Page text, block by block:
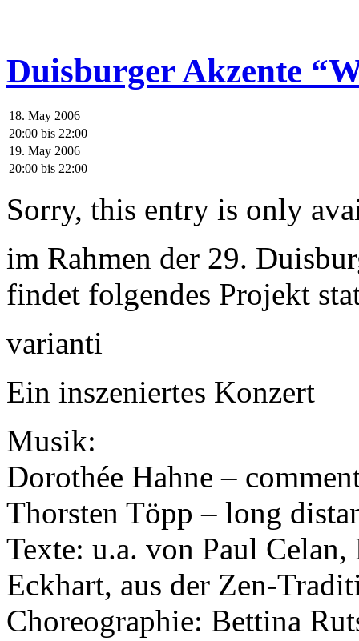
Duisburger Akzente
18. May 2006
20:00 bis 22:00
19. May 2006
20:00 bis 22:00
Sorry, this entry is only
im Rahmen der 29.
findet folgendes Projekt
varianti
Ein inszeniertes Konzert
Musik:
Dorothée Hahne –
Thorsten Töpp – long
Texte: u.a. von Paul
Eckhart, aus der Zen-
Choreographie: Bettina